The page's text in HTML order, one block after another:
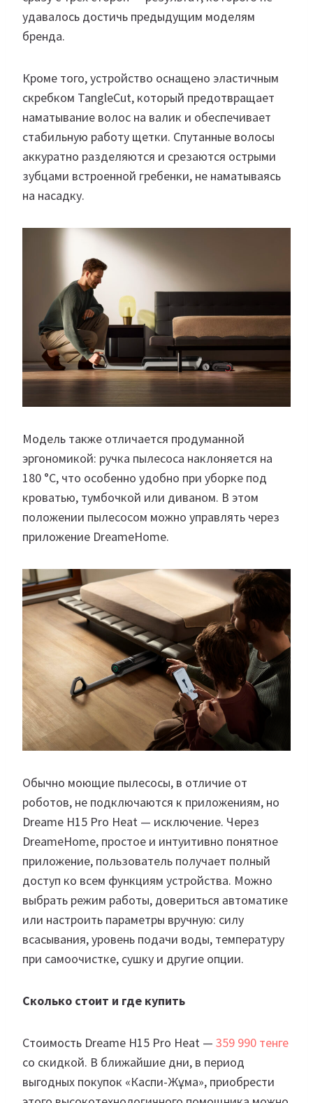
удавалось достичь предыдущим моделям
бренда.
Кроме того, устройство оснащено эластичным
скребком TangleCut, который предотвращает
наматывание волос на валик и обеспечивает
стабильную работу щетки. Спутанные волосы
аккуратно разделяются и срезаются острыми
зубцами встроенной гребенки, не наматываясь
на насадку.
Модель также отличается продуманной
эргономикой: ручка пылесоса наклоняется на
180 °C, что особенно удобно при уборке под
кроватью, тумбочкой или диваном. В этом
положении пылесосом можно управлять через
приложение DreameHome.
Обычно моющие пылесосы, в отличие от
роботов, не подключаются к приложениям, но
Dreame H15 Pro Heat — исключение. Через
DreameHome, простое и интуитивно понятное
приложение, пользователь получает полный
доступ ко всем функциям устройства. Можно
выбрать режим работы, довериться автоматике
или настроить параметры вручную: силу
всасывания, уровень подачи воды, температуру
при самоочистке, сушку и другие опции.
Сколько стоит и где купить
Стоимость Dreame H15 Pro Heat — 359 990 тенге
со скидкой. В ближайшие дни, в период
выгодных покупок «Каспи-Жұма», приобрести